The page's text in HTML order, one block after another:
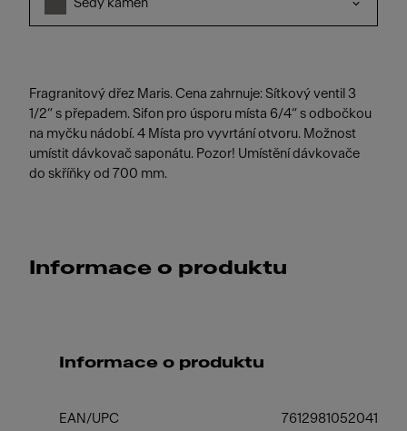
Šedý kámen
Fragranitový dřez Maris. Cena zahrnuje: Sítkový ventil 3
1/2“ s přepadem. Sifon pro úsporu místa 6/4“ s odbočkou
na myčku nádobí. 4 Místa pro vyvrtání otvoru. Možnost
umístit dávkovač saponátu. Pozor! Umístění dávkovače
do skříňky od 700 mm.
Informace o produktu
Informace o produktu
EAN/UPC 7612981052041